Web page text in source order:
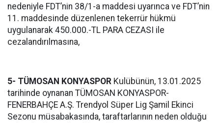
nedeniyle FDT’nin 38/1-a maddesi uyarınca ve FDT’nin
11. maddesinde düzenlenen tekerrür hükmü
uygulanarak 450.000.-TL PARA CEZASI ile
cezalandırılmasına,
5- TÜMOSAN KONYASPOR Kulübünün, 13.01.2025
tarihinde oynanan TÜMOSAN KONYASPOR-
FENERBAHÇE A.Ş. Trendyol Süper Lig Şamil Ekinci
Sezonu müsabakasında, taraftarlarının neden olduğu